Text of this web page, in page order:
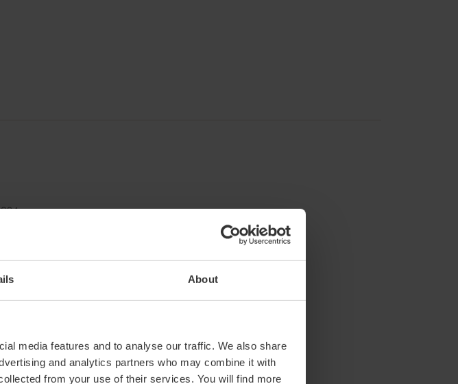
About
media features and to analyse our traffic. We also share
and analytics partners who may combine it with
from your use of their services. You will find more
Durée approximative : 70 minutes.